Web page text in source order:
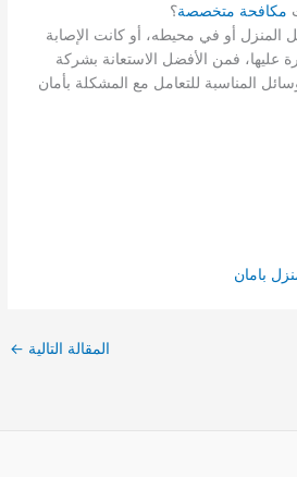
مكافحة متخصصة؟
المنزل أو في محيطه، أو كانت الإصابة
عليها، فمن الأفضل الاستعانة بشركة
المناسبة للتعامل مع المشكلة بأمان
بامان
المقالة التالية ←